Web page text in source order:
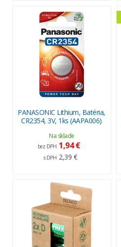
PANASONIC Lithium, Batéria,
CR2354, 3V, 1ks (AAPA006)
Na sklade
bez DPH 1,94 €
s DPH 2,39 €